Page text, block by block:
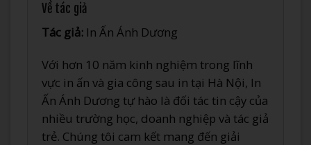
Về tác giả
Tác giả: In Ấn Ánh Dương
Với hơn 10 năm kinh nghiệm trong lĩnh
vực in ấn và gia công sau in tại Hà Nội, In
Ấn Ánh Dương tự hào là đối tác tin cậy của
nhiều trường học, doanh nghiệp và tác giả
trẻ. Chúng tôi cam kết mang đến giải